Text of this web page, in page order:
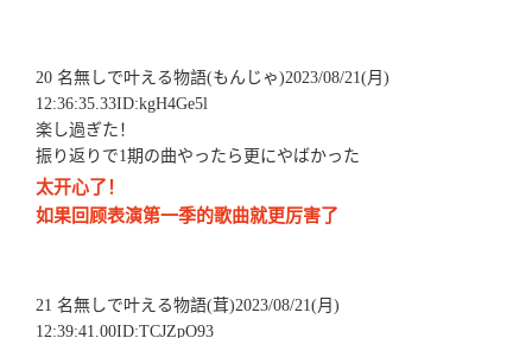
20 名無しで叶える物語(もんじゃ)2023/08/21(月)
12:36:35.33ID:kgH4Ge5l
楽し過ぎた！
振り返りで1期の曲やったら更にやばかった
太开心了！
如果回顾表演第一季的歌曲就更厉害了
21 名無しで叶える物語(茸)2023/08/21(月)
12:39:41.00ID:TCJZpO93